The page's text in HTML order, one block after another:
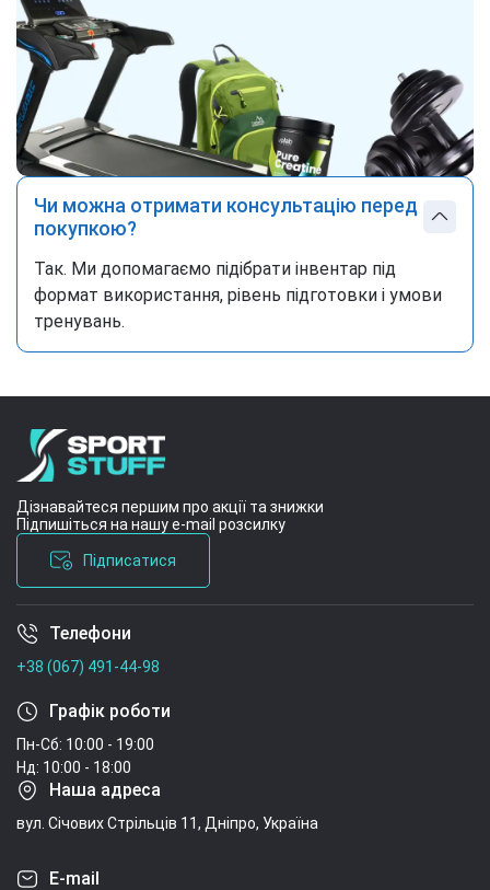
Чи можна отримати консультацію перед
покупкою?
Так. Ми допомагаємо підібрати інвентар під
формат використання, рівень підготовки і умови
тренувань.
Дізнавайтеся першим про акції та знижки
Підпишіться на нашу e-mail розсилку
Підписатися
Умови угоди
Телефони
+38 (067) 491-44-98
Графік роботи
Пн-Сб: 10:00 - 19:00
Нд: 10:00 - 18:00
Наша адреса
вул. Січових Стрільців 11, Дніпро, Україна
E-mail